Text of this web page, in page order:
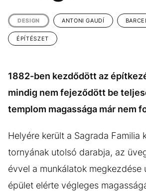
KÖZÉLET
ÉLETMÓD DESIGN
BESZÉLGETÉSEK
DESIGN ANTONI GAUDÍ
ÉPÍTÉSZET
1882-ben kezdődött az
mindig nem fejeződött be
templom magassága már nem
Helyére került a Sagrada Familia
tornyának utolsó darabja, az
évvel a munkálatok megkezdése
épület elérte végleges